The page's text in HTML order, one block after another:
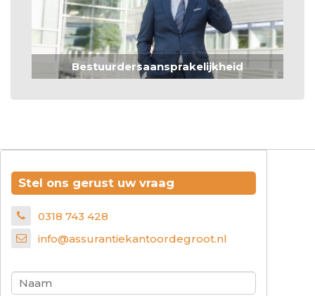
Bestuurdersaansprakelijkheid
Stel ons gerust uw vraag
0318 743 428
info@assurantiekantoordegroot.nl